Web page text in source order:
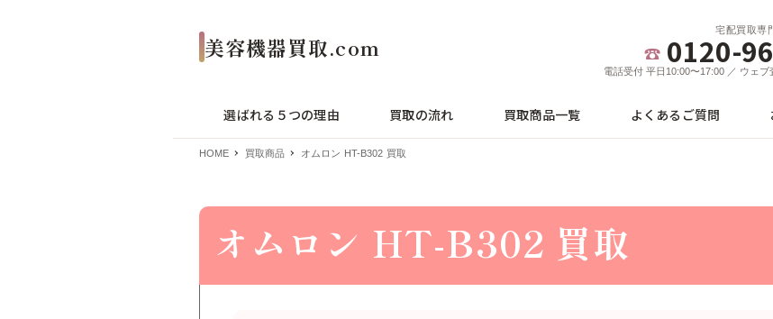
宅配買取専
0120-
電話受付 平日10:00〜17:00 ／ ウェ
選ばれる５つの理由 買取の流れ 買取商品一覧 よくあるご質問
HOME 買取商品 オムロン HT-B302 買取
オムロン HT-B302 買取